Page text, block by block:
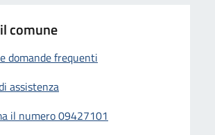
comune
domande frequenti
assistenza
il numero 09427101